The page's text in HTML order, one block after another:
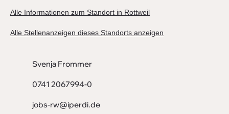
Alle Informationen zum Standort in Rottweil
Alle Stellenanzeigen dieses Standorts anzeigen
Svenja Frommer
0741 2067994-0
jobs-rw@iperdi.de